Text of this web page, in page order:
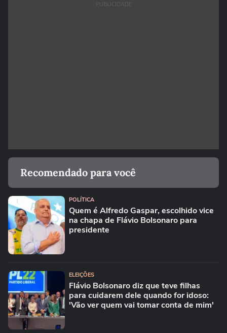
PUBLICIDADE
Recomendado para você
POLÍTICA
Quem é Alfredo Gaspar, escolhido vice
na chapa de Flávio Bolsonaro para
presidente
ELEIÇÕES
Flávio Bolsonaro diz que teve filhas
para cuidarem dele quando for idoso:
'Vão ver quem vai tomar conta de mim'